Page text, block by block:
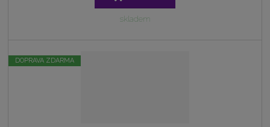
skladem
DOPRAVA ZDARMA